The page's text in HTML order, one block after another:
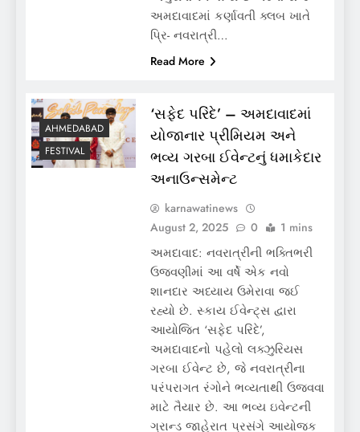
અમદાવાદમાં કર્ણાવતી ક્લબ ખાતે
પ્રિ- નવરાત્રી…
Read More
AHMEDABAD
FESTIVAL
‘સફેદ પરિંદે’ – અમદાવાદમાં
યોજાનાર પ્રીમિયમ અને
ભવ્ય ગરબા ઈવેન્ટનું ધમાકેદાર
અનાઉન્સમેન્ટ
karnawatinews
August 2, 2025
0 1 mins
અમદાવાદ: નવરાત્રીની ભક્તિભરી
ઉજવણીમાં આ વર્ષે એક નવો
શાનદાર અધ્યાય ઉમેરાવા જઈ
રહ્યો છે. સ્કાય ઈવેન્ટ્સ દ્વારા
આયોજિત ‘સફેદ પરિંદે’,
અમદાવાદનો પહેલો લક્ઝુરિયસ
ગરબા ઈવેન્ટ છે, જે નવરાત્રીના
પરંપરાગત રંગોને ભવ્યતાથી ઉજવવા
માટે તૈયાર છે. આ ભવ્ય ઇવેન્ટની
ગ્રાન્ડ જાહેરાત પ્રસંગે આયોજક